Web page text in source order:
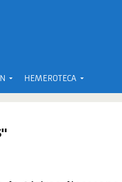
HEMEROTECA